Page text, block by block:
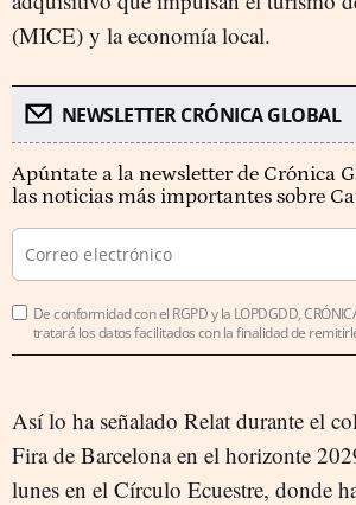
(MICE) y la economía local.
NEWSLETTER CRÓNICA GLOBAL
Apúntate a la newsletter de Crónica
las noticias más importantes sobre
De conformidad con el RGPD y la LOPDGDD,
tratará los datos facilitados con la finalidad de
Así lo ha señalado Relat durante el
Fira de Barcelona en el horizonte
lunes en el Círculo Ecuestre, donde